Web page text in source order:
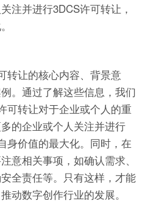
注并进行3DCS许可转让，
转让的核心内容、背景意
。通过了解这些信息，我们
可转让对于企业或个人的重
的企业或个人关注并进行
身价值的最大化。同时，在
意相关事项，如确认需求、
全责任等。只有这样，才能
动数字创作行业的发展。